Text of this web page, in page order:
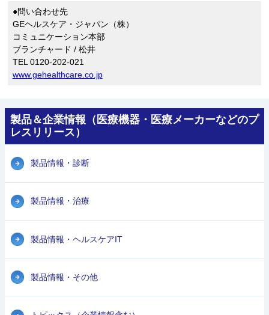
●問い合わせ先
GEヘルスケア・ジャパン（株）
コミュニケーション本部
ブランチャード / 松井
TEL 0120-202-021
www.gehealthcare.co.jp
製品＆企業情報（医療機器・医療メーカーなどのプ
レスリリース）
製品情報・診断
製品情報・治療
製品情報・ヘルスケアIT
製品情報・その他